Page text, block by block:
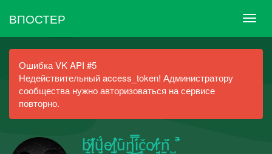
ВПОСТЕР
Ошибка VK API #5
Недействительный access_token! Администратору
сообщества нужно авторизоваться на сервисе
повторно.
b̸̰́ḷ̵̋ǘ̵̮e̸̡͛ ̵̱̕ū͜n̵̬̿i̥̒čo̸̘̓r̫̀n̺̈́ ͉͊